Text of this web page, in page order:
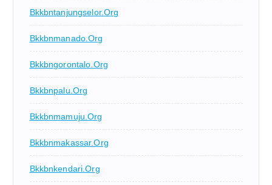
Bkkbntanjungselor.org
Bkkbnmanado.org
Bkkbngorontalo.org
Bkkbnpalu.org
Bkkbnmamuju.org
Bkkbnmakassar.org
Bkkbnkendari.org